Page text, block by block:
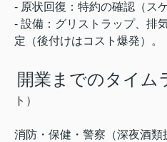
- 原状回復：特約の確認（ス
- 設備：グリストラップ、排
定（後付けはコスト爆発）。
開業までのタイム
ト）
消防・保健・警察（深夜酒